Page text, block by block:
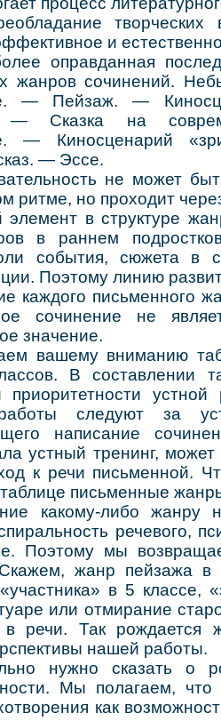
творческих
и
жанров сочинений.
— Пейзаж. —
— Сказка на
— Киносценарий
— Эссе.
не может быть
ритме, но проходит
в структуре
в раннем
события, сюжета в
Поэтому линию
письменного
сочинение не
значение.
вниманию
В составлении
приоритетности
следуют за
написание
устный тренинг,
к речи письменной.
письменные
либо жанру не
речевого,
Поэтому мы
жанр пейзажа в
в 5 классе,
или отмирание
речи. Так рождается
нашей работы.
сказать о
Мы полагаем,
как